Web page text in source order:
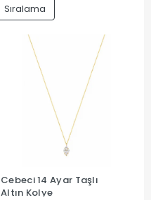
Sıralama
Cebeci 14 Ayar Taşlı
Altın Kolye